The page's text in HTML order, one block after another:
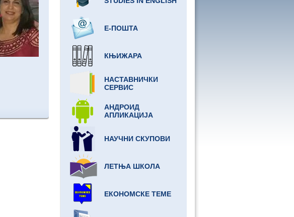
Е-ПОШТА
КЊИЖАРА
НАСТАВНИЧКИ
СЕРВИС
АНДРОИД
АПЛИКАЦИЈА
НАУЧНИ СКУПОВИ
ЛЕТЊА ШКОЛА
ЕКОНОМСКЕ ТЕМЕ